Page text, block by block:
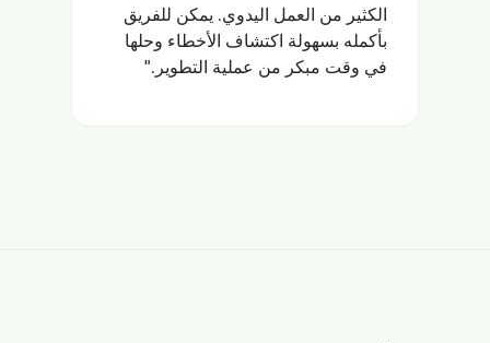
الكثير من العمل اليدوي. يمكن للفريق
بأكمله بسهولة اكتشاف الأخطاء وحلها
في وقت مبكر من عملية التطوير."